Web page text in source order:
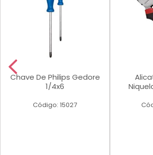
Chave De Philips Gedore
1/4x6
Código: 15027